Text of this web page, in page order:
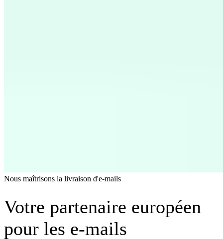
Nous maîtrisons la livraison d'e-mails
Votre partenaire européen
pour les e-mails